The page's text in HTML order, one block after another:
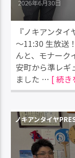
2026年6月30日
『ノキアンタ
～11:30 生放送
んと、モナーク
安町から準レギ
ました … [ 続き
ノキアンタイヤ